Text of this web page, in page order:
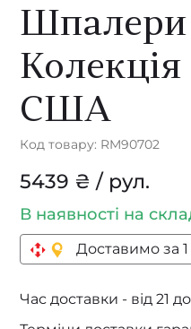
Шпалери
США
Код товару: RM90702
5439 ₴ / рул.
В наявності на
Доставимо за
Час доставки - від 21